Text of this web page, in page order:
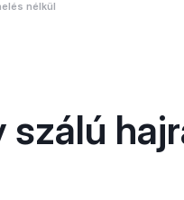
nélkül